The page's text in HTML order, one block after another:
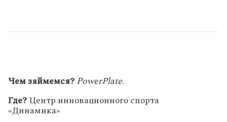
Чем займемся?PowerPlate.
Где?Центр инновационного спорта
«Динамика»